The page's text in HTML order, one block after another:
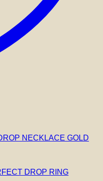
NECKLACE GOLD